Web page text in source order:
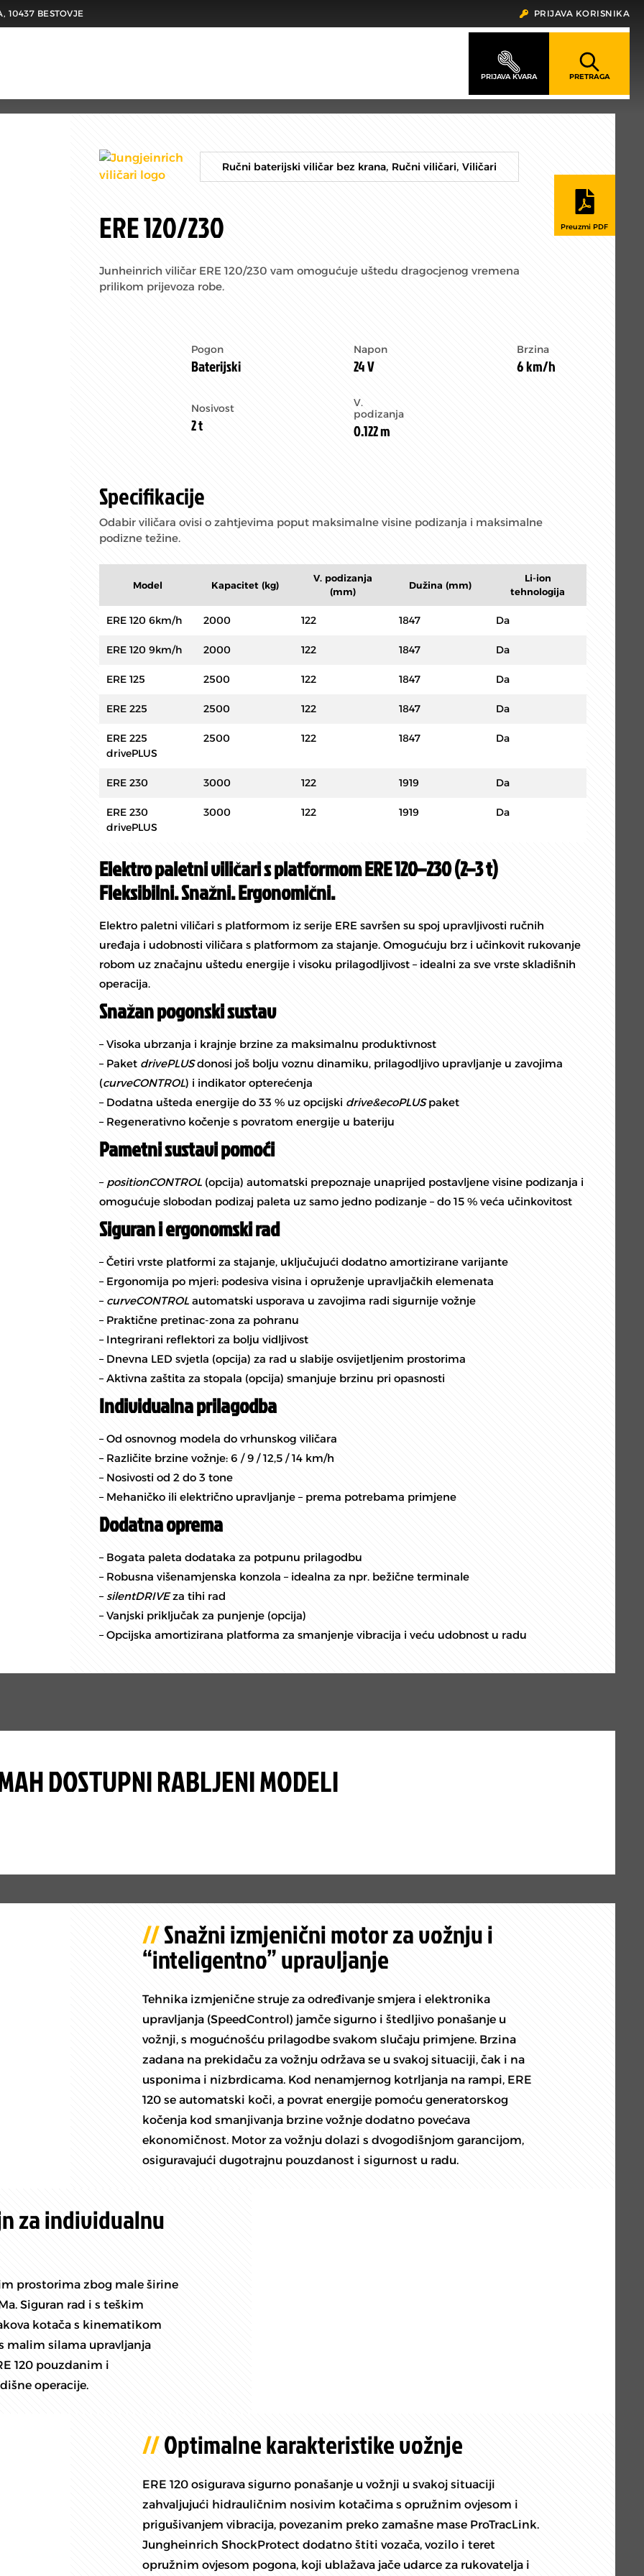
10437 BESTOVJE PRIJAVA KORISNIKA
Ručni baterijski viličar bez krana, Ručni viličari, Viličari
ERE 120/230
Junheinrich viličar ERE 120/230 vam omogućuje uštedu dragocjenog vremena
prilikom prijevoza robe.
Pogon
Baterijski
Napon
24 V
Brzina
6 km/h
Nosivost
2 t
V.
podizanja
0.122 m
Specifikacije
Odabir viličara ovisi o zahtjevima poput maksimalne visine podizanja i maksimalne
podizne težine.
Model Kapacitet (kg)
V. podizanja
(mm)
Dužina (mm)
Li-ion
tehnologija
ERE 120 6km/h 2000 122 1847 Da
ERE 120 9km/h 2000 122 1847 Da
ERE 125 2500 122 1847 Da
ERE 225 2500 122 1847 Da
ERE 225
drivePLUS
2500 122 1847 Da
ERE 230 3000 122 1919 Da
ERE 230
drivePLUS
3000 122 1919 Da
Elektro paletni viličari s platformom ERE 120–230 (2–3 t)
Fleksibilni. Snažni. Ergonomični.
Elektro paletni viličari s platformom iz serije ERE savršen su spoj upravljivosti ručnih
uređaja i udobnosti viličara s platformom za stajanje. Omogućuju brz i učinkovit rukovanje
robom uz značajnu uštedu energije i visoku prilagodljivost – idealni za sve vrste skladišnih
operacija.
Snažan pogonski sustav
– Visoka ubrzanja i krajnje brzine za maksimalnu produktivnost
– Paket drivePLUSdonosi još bolju voznu dinamiku, prilagodljivo upravljanje u zavojima
(curveCONTROL) i indikator opterećenja
– Dodatna ušteda energije do 33 % uz opcijski drive&ecoPLUSpaket
– Regenerativno kočenje s povratom energije u bateriju
Pametni sustavi pomoći
– positionCONTROL(opcija) automatski prepoznaje unaprijed postavljene visine podizanja i
omogućuje slobodan podizaj paleta uz samo jedno podizanje – do 15 % veća učinkovitost
Siguran i ergonomski rad
– Četiri vrste platformi za stajanje, uključujući dodatno amortizirane varijante
– Ergonomija po mjeri: podesiva visina i opruženje upravljačkih elemenata
– curveCONTROLautomatski usporava u zavojima radi sigurnije vožnje
– Praktične pretinac-zona za pohranu
– Integrirani reflektori za bolju vidljivost
– Dnevna LED svjetla (opcija) za rad u slabije osvijetljenim prostorima
– Aktivna zaštita za stopala (opcija) smanjuje brzinu pri opasnosti
Individualna prilagodba
– Od osnovnog modela do vrhunskog viličara
– Različite brzine vožnje: 6 / 9 / 12,5 / 14 km/h
– Nosivosti od 2 do 3 tone
– Mehaničko ili električno upravljanje – prema potrebama primjene
Dodatna oprema
– Bogata paleta dodataka za potpunu prilagodbu
– Robusna višenamjenska konzola – idealna za npr. bežične terminale
– silentDRIVEza tihi rad
– Vanjski priključak za punjenje (opcija)
– Opcijska amortizirana platforma za smanjenje vibracija i veću udobnost u radu
DOSTUPNI RABLJENI MODELI
Snažni izmjenični motor za vožnju i
“inteligentno” upravljanje
Tehnika izmjenične struje za određivanje smjera i elektronika
upravljanja (SpeedControl) jamče sigurno i štedljivo ponašanje u
vožnji, s mogućnošću prilagodbe svakom slučaju primjene. Brzina
zadana na prekidaču za vožnju održava se u svakoj situaciji, čak i na
usponima i nizbrdicama. Kod nenamjernog kotrljanja na rampi, ERE
120 se automatski koči, a povrat energije pomoću generatorskog
kočenja kod smanjivanja brzine vožnje dodatno povećava
ekonomičnost. Motor za vožnju dolazi s dvogodišnjom garancijom,
osiguravajući dugotrajnu pouzdanost i sigurnost u radu.
za individualnu
prostorima zbog male širine
Siguran rad i s teškim
kotača s kinematikom
malim silama upravljanja
120 pouzdanim i
operacije.
Optimalne karakteristike vožnje
ERE 120 osigurava sigurno ponašanje u vožnji u svakoj situaciji
zahvaljujući hidrauličnim nosivim kotačima s opružnim ovjesom i
prigušivanjem vibracija, povezanim preko zamašne mase ProTracLink.
Jungheinrich ShockProtect dodatno štiti vozača, vozilo i teret
opružnim ovjesom pogona, koji ublažava jače udarce za rukovatelja i